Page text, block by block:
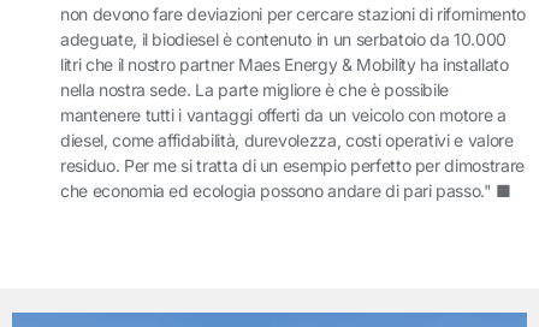
non devono fare deviazioni per cercare stazioni di rifornimento
adeguate, il biodiesel è contenuto in un serbatoio da 10.000
litri che il nostro partner Maes Energy & Mobility ha installato
nella nostra sede. La parte migliore è che è possibile
mantenere tutti i vantaggi offerti da un veicolo con motore a
diesel, come affidabilità, durevolezza, costi operativi e valore
residuo. Per me si tratta di un esempio perfetto per dimostrare
che economia ed ecologia possono andare di pari passo." ■